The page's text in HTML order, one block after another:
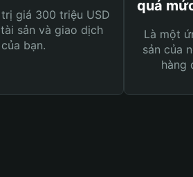
giá 300 triệu USD
sản và giao dịch
của bạn.
quá
Là một
sản của
hàng